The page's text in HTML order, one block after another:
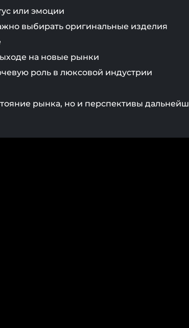
или эмоции
выбирать оригинальные изделия
на новые рынки
роль в люксовой индустрии
рынка, но и перспективы